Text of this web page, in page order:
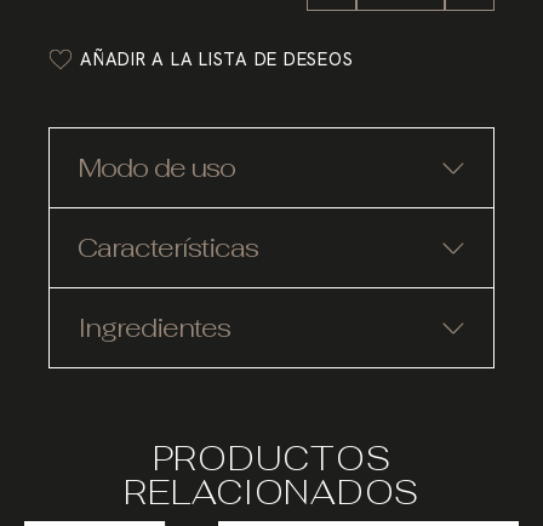
AÑADIR A LA LISTA DE DESEOS
Modo de uso
Características
Ingredientes
PRODUCTOS
RELACIONADOS